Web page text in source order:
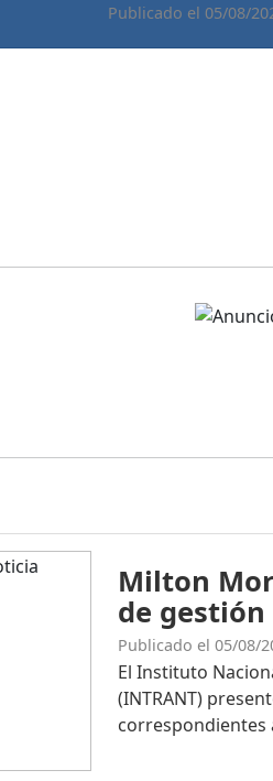
Publicado el 05/08/
Milton
de gestión
Publicado el 05/08/
El Instituto
(INTRANT)
correspondientes